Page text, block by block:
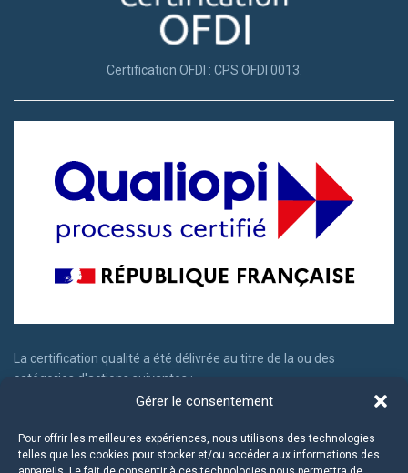
Gérer le consentement
Pour offrir les meilleures expériences, nous utilisons des technologies
telles que les cookies pour stocker et/ou accéder aux informations des
Certification OFDI : CPS OFDI 0013.
La certification qualité a été délivrée au titre de la ou des
catégories d'actions suivantes :
Actions de formation